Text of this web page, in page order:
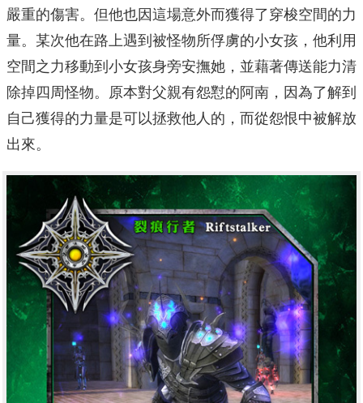
嚴重的傷害。但他也因這場意外而獲得了穿梭空間的力
量。某次他在路上遇到被怪物所俘虜的小女孩，他利用
空間之力移動到小女孩身旁安撫她，並藉著傳送能力清
除掉四周怪物。原本對父親有怨懟的阿南，因為了解到
自己獲得的力量是可以拯救他人的，而從怨恨中被解放
出來。